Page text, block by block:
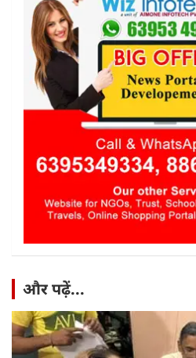
और पढ़ें...